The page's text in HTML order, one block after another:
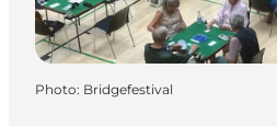
Photo: Bridgefestival